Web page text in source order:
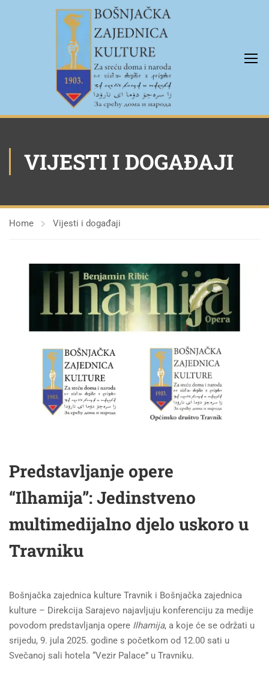
VIJESTI I DOGAĐAJI
Home Vijesti i događaji
Predstavljanje opere
“Ilhamija”: Jedinstveno
multimedijalno djelo uskoro u
Travniku
Bošnjačka zajednica kulture Travnik i Bošnjačka zajednica
kulture – Direkcija Sarajevo najavljuju konferenciju za medije
povodom predstavljanja opere Ilhamija, a koje će se održati u
srijedu, 9. jula 2025. godine s početkom od 12.00 sati u
Svečanoj sali hotela “Vezir Palace” u Travniku.